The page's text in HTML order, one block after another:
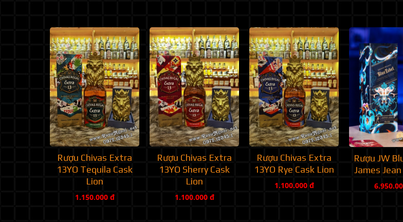
Rượu Chivas Extra
13YO Tequila Cask
Lion
1.150.000 đ
Rượu Chivas Extra
13YO Sherry Cask
Lion
1.100.000 đ
Rượu Chivas Extra
13YO Rye Cask Lion
1.100.000 đ
Rượu JW
James